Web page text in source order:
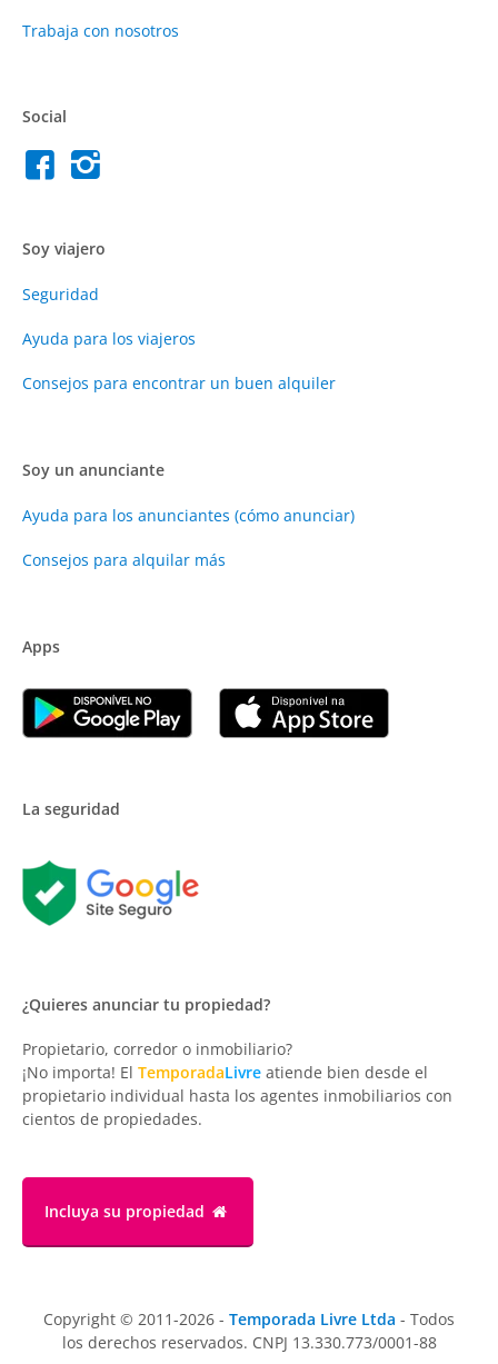
Trabaja con nosotros
Social
Soy viajero
Seguridad
Ayuda para los viajeros
Consejos para encontrar un buen alquiler
Soy un anunciante
Ayuda para los anunciantes (cómo anunciar)
Consejos para alquilar más
Apps
La seguridad
¿Quieres anunciar tu propiedad?
Propietario, corredor o inmobiliario?
¡No importa! El TemporadaLivre atiende bien desde el
propietario individual hasta los agentes inmobiliarios con
cientos de propiedades.
Incluya su propiedad
Copyright © 2011-2026 - Temporada Livre Ltda - Todos
los derechos reservados. CNPJ 13.330.773/0001-88